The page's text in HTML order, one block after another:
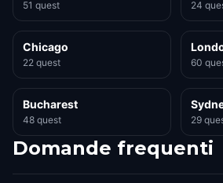
51 quest 24
Chicago
22 quest 60
Bucharest
48 quest 29
Domande frequenti